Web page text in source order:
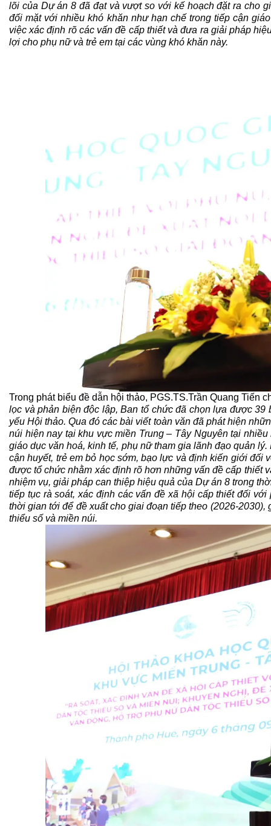
lõi của Dự án 8 đã đạt và vượt so với kế hoạch đặt ra cho
đối mặt với nhiều khó khăn như hạn chế trong tiếp cận
việc xác định rõ các vấn đề cấp thiết và đưa ra giải pháp
lợi cho phụ nữ và trẻ em tại các vùng khó khăn này.
Trong phát biểu đề dẫn hội thảo, PGS.TS.Trần Quang Tiến
lọc và phản biện độc lập, Ban tổ chức đã chọn lựa được
yếu Hội thảo.Qua đó các bài viết toàn văn đã phát hiện
núi hiện nay tại khu vực miền Trung – Tây Nguyên tại
giáo dục văn hoá, kinh tế, phụ nữ tham gia lãnh đạo quản
cận huyết, trẻ em bỏ học sớm, bạo lực và định kiến giới
được tổ chức nhằm xác định rõ hơn những vấn đề cấp thiết
nhiệm vụ, giải pháp can thiệp hiệu quả của Dự án 8 trong
tiếp tục rà soát, xác định các vấn đề xã hội cấp thiếtđối với
thời gian tới để đề xuất cho giai đoạntiếp theo (2026-2030),
thiểu số và miền núi.